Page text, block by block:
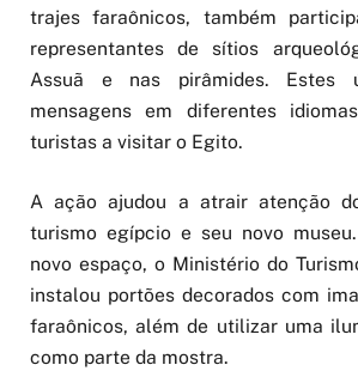
trajes faraônicos, também
representantes de sítios
Assuã e nas pirâmides. Estes
mensagens em diferentes
turistas a visitar o Egito.
A ação ajudou a atrair atenção
turismo egípcio e seu novo
novo espaço, o Ministério do
instalou portões decorados com
faraônicos, além de utilizar uma
como parte da mostra.